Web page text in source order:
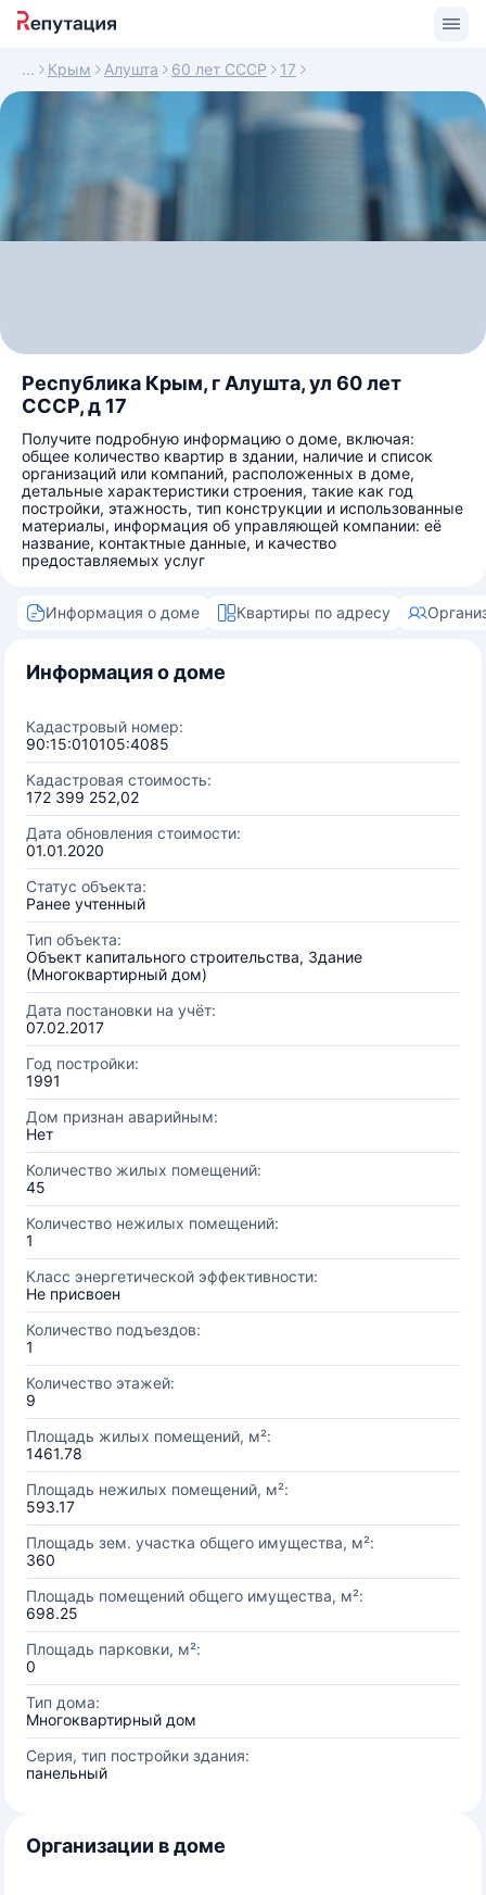
Крым Алушта 60 лет СССР 17
Республика Крым, г Алушта, ул 60 лет
СССР, д 17
Получите подробную информацию о доме, включая:
общее количество квартир в здании, наличие и список
организаций или компаний, расположенных в доме,
детальные характеристики строения, такие как год
постройки, этажность, тип конструкции и использованные
материалы, информация об управляющей компании: её
название, контактные данные, и качество
предоставляемых услуг
Информация о доме Квартиры по адресу
Информация о доме
Кадастровый номер:
90:15:010105:4085
Кадастровая стоимость:
172 399 252,02
Дата обновления стоимости:
01.01.2020
Статус объекта:
Ранее учтенный
Тип объекта:
Объект капитального строительства, Здание
(Многоквартирный дом)
Дата постановки на учёт:
07.02.2017
Год постройки:
1991
Дом признан аварийным:
Нет
Количество жилых помещений:
45
Количество нежилых помещений:
1
Класс энергетической эффективности:
Не присвоен
Количество подъездов:
1
Количество этажей:
9
Площадь жилых помещений, м²:
1461.78
Площадь нежилых помещений, м²:
593.17
Площадь зем. участка общего имущества, м²:
360
Площадь помещений общего имущества, м²:
698.25
Площадь парковки, м²:
0
Тип дома:
Многоквартирный дом
Серия, тип постройки здания:
панельный
Организации в доме